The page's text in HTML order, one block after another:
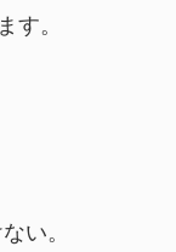
す。
い。